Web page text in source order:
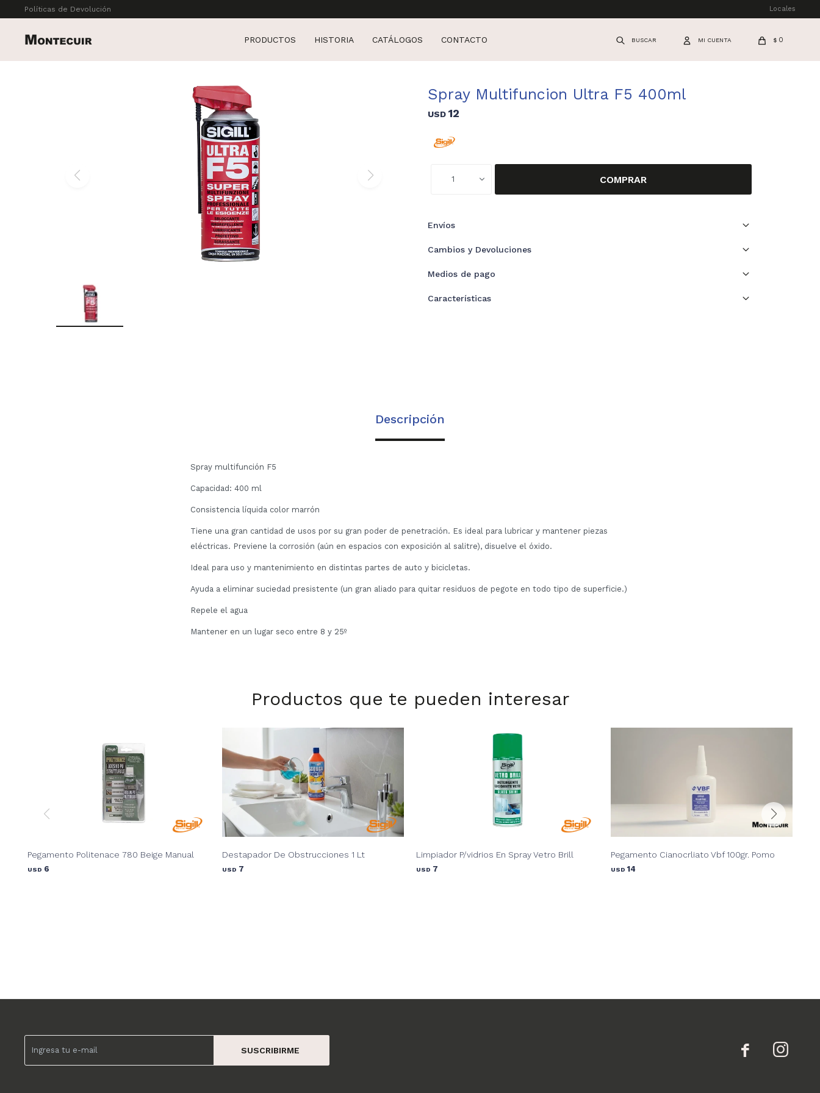
PRODUCTOS HISTORIA CATÁLOGOS CONTACTO $ 0
Políticas de Devolución Locales
Spray Multifuncion Ultra F5 400ml
USD 12
1 COMPRAR
Envíos
Cambios y Devoluciones
Medios de pago
Características
Descripción
Spray multifunción F5
Capacidad: 400 ml
Consistencia líquida color marrón
Tiene una gran cantidad de usos por su gran poder de penetración. Es ideal para lubricar y mantener piezas
eléctricas. Previene la corrosión (aún en espacios con exposición al salitre), disuelve el óxido.
Ideal para uso y mantenimiento en distintas partes de auto y bicicletas.
Ayuda a eliminar suciedad presistente (un gran aliado para quitar residuos de pegote en todo tipo de superficie.)
Repele el agua
Mantener en un lugar seco entre 8 y 25º
Productos que te pueden interesar
Pegamento Politenace 780 Beige Manual
USD 6
Destapador De Obstrucciones 1 Lt
USD 7
Limpiador P/vidrios En Spray Vetro Brill
USD 7
Pegamento Cianocrliato Vbf 100gr. Pomo
USD 14
SUSCRIBIRME  